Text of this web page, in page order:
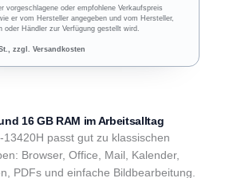
vorgeschlagene oder empfohlene Verkaufspreis
er vom Hersteller angegeben und vom Hersteller,
oder Händler zur Verfügung gestellt wird.
zzgl. Versandkosten
16 GB RAM im Arbeitsalltag
13420H passt gut zu klassischen
Browser, Office, Mail, Kalender,
PDFs und einfache Bildbearbeitung.